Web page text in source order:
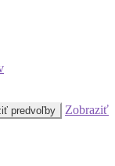
predvoľby
Zobraziť